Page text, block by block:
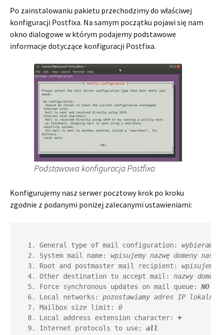
Po zainstalowaniu pakietu przechodzimy do właściwej
konfiguracji Postfixa. Na samym początku pojawi się nam
okno dialogowe w którym podajemy podstawowe
informacje dotyczące konfiguracji Postfixa.
Podstawowa konfiguracja Postfixa
Konfigurujemy nasz serwer pocztowy krok po kroku
zgodnie z podanymi poniżej zalecanymi ustawieniami:
General type of mail configuration: wybieramy
System mail name: wpisujemy nazwę domeny
Root and postmaster mail recipient:
Other destination to accept mail: nazwy
Force synchronous updates on mail queue: NO
Local networks: pozostawiamy adres IP lokalny
Mailbox size limit: 0
Local address extension character: +
Internet protocols to use: all